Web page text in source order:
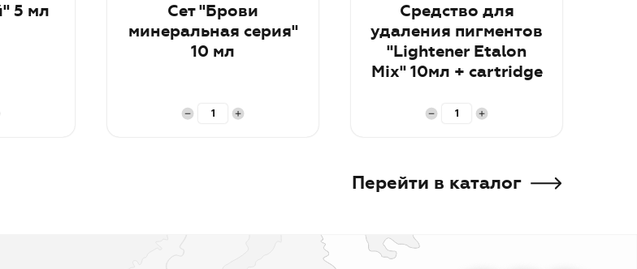
5 мл
Сет "Брови
минеральная серия"
10 мл
Средство для
удаления пигментов
"Lightener Etalon
Mix" 10мл + cartridge
Перейти в каталог